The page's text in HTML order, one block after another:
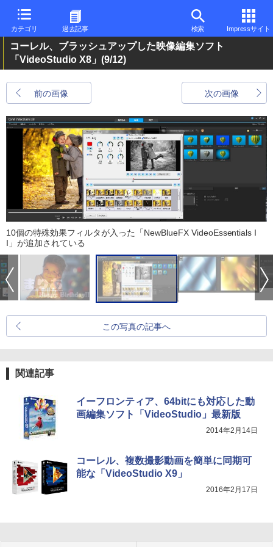
カテゴリ 過去記事 検索 Impressサイト
コーレル、ブラッシュアップした映像編集ソフト
「VideoStudio X8」 (9/12)
前の画像 次の画像
10個の特殊効果フィルタが入った「NewBlueFX VideoEssentials I
I」が追加されている
この写真の記事へ
関連記事
イーフロンティア、64bitにも対応した動
画編集ソフト「VideoStudio」最新版
2014年2月14日
コーレル、複数撮影動画を簡単に同期可
能な「VideoStudio X9」
2016年2月17日